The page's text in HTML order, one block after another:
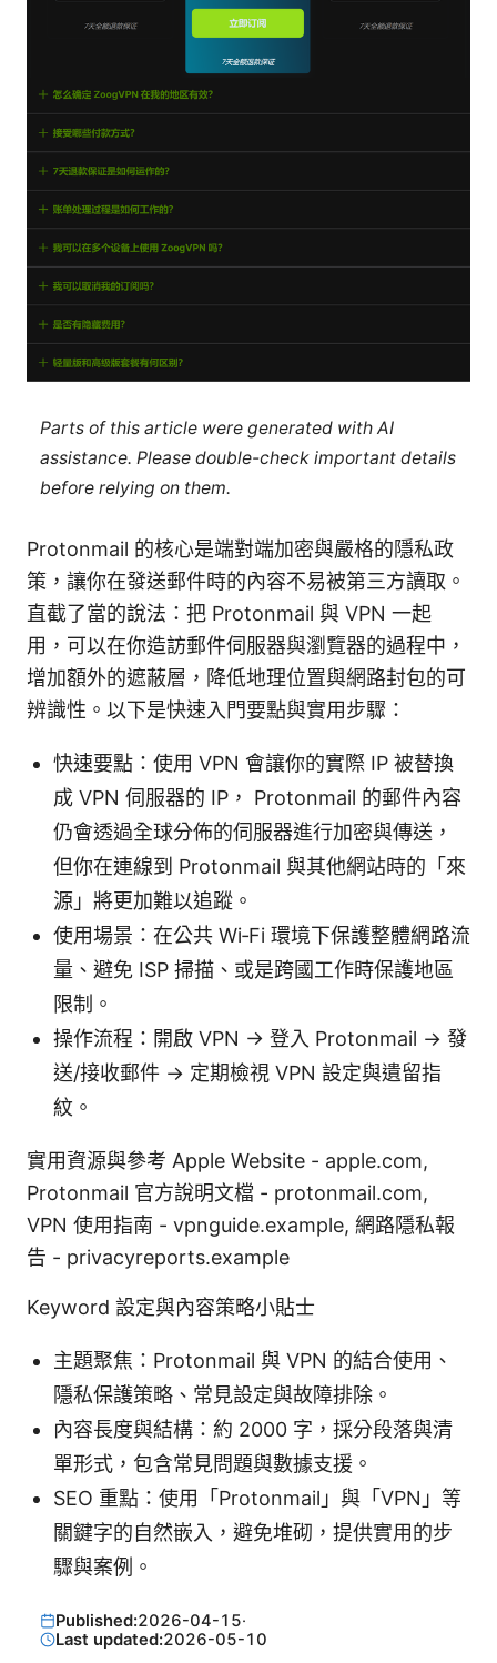
Parts of this article were generated with AI
assistance. Please double-check important details
before relying on them.
Protonmail 的核心是端對端加密與嚴格的隱私政
策，讓你在發送郵件時的內容不易被第三方讀取。
直截了當的說法：把 Protonmail 與 VPN 一起
用，可以在你造訪郵件伺服器與瀏覽器的過程中，
增加額外的遮蔽層，降低地理位置與網路封包的可
辨識性。以下是快速入門要點與實用步驟：
快速要點：使用 VPN 會讓你的實際 IP 被替換
成 VPN 伺服器的 IP， Protonmail 的郵件內容
仍會透過全球分佈的伺服器進行加密與傳送，
但你在連線到 Protonmail 與其他網站時的「來
源」將更加難以追蹤。
使用場景：在公共 Wi‑Fi 環境下保護整體網路流
量、避免 ISP 掃描、或是跨國工作時保護地區
限制。
操作流程：開啟 VPN → 登入 Protonmail → 發
送/接收郵件 → 定期檢視 VPN 設定與遺留指
紋。
實用資源與參考 Apple Website - apple.com,
Protonmail 官方說明文檔 - protonmail.com,
VPN 使用指南 - vpnguide.example, 網路隱私報
告 - privacyreports.example
Keyword 設定與內容策略小貼士
主題聚焦：Protonmail 與 VPN 的結合使用、
隱私保護策略、常見設定與故障排除。
內容長度與結構：約 2000 字，採分段落與清
單形式，包含常見問題與數據支援。
SEO 重點：使用「Protonmail」與「VPN」等
關鍵字的自然嵌入，避免堆砌，提供實用的步
驟與案例。
Published:2026-04-15·
Last updated:2026-05-10